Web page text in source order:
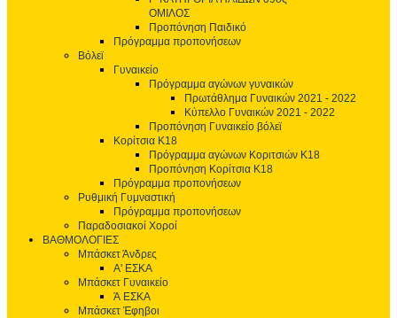
ΟΜΙΛΟΣ
Προπόνηση Παιδικό
Πρόγραμμα προπονήσεων
Βόλεϊ
Γυναικείο
Πρόγραμμα αγώνων γυναικών
Πρωτάθλημα Γυναικών 2021 - 2022
Κύπελλο Γυναικών 2021 - 2022
Προπόνηση Γυναικείο βόλεϊ
Κορίτσια Κ18
Πρόγραμμα αγώνων Κοριτσιών Κ18
Προπόνηση Κορίτσια Κ18
Πρόγραμμα προπονήσεων
Ρυθμική Γυμναστική
Πρόγραμμα προπονήσεων
Παραδοσιακοί Χοροί
ΒΑΘΜΟΛΟΓΙΕΣ
Μπάσκετ Άνδρες
Α' ΕΣΚΑ
Μπάσκετ Γυναικείο
Ά ΕΣΚΑ
Μπάσκετ Έφηβοι